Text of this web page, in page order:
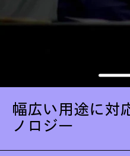
幅広い用途に対
ノロジー